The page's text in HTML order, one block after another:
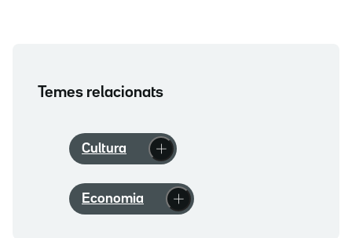
Temes relacionats
Cultura
Economia